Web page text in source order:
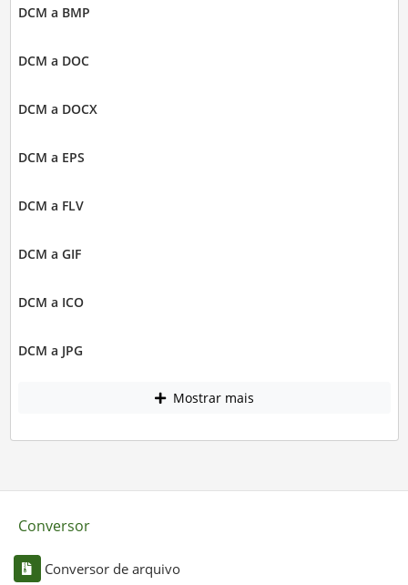
DCM a BMP
DCM a DOC
DCM a DOCX
DCM a EPS
DCM a FLV
DCM a GIF
DCM a ICO
DCM a JPG
Mostrar mais
Conversor
Conversor de arquivo